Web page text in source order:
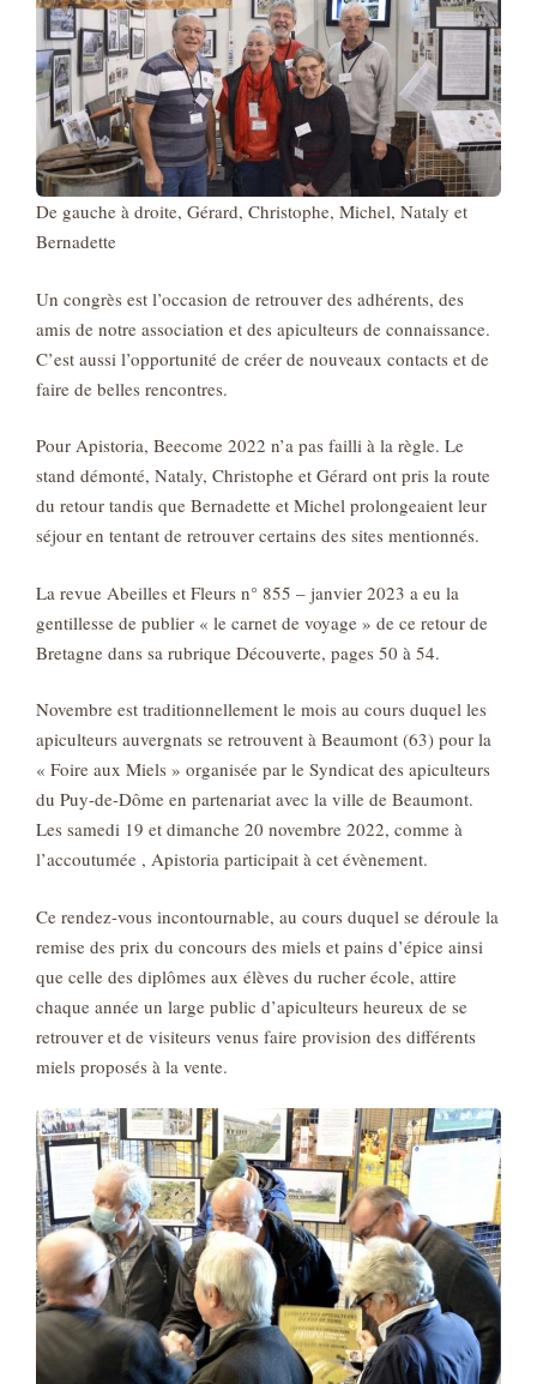
De gauche à droite, Gérard, Christophe, Michel, Nataly et
Bernadette
Un congrès est l’occasion de retrouver des adhérents, des
amis de notre association et des apiculteurs de connaissance.
C’est aussi l’opportunité de créer de nouveaux contacts et de
faire de belles rencontres.
Pour Apistoria, Beecome 2022 n’a pas failli à la règle. Le
stand démonté, Nataly, Christophe et Gérard ont pris la route
du retour tandis que Bernadette et Michel prolongeaient leur
séjour en tentant de retrouver certains des sites mentionnés.
La revue Abeilles et Fleurs n° 855 – janvier 2023 a eu la
gentillesse de publier « le carnet de voyage » de ce retour de
Bretagne dans sa rubrique Découverte, pages 50 à 54.
Novembre est traditionnellement le mois au cours duquel les
apiculteurs auvergnats se retrouvent à Beaumont (63) pour la
« Foire aux Miels » organisée par le Syndicat des apiculteurs
du Puy-de-Dôme en partenariat avec la ville de Beaumont.
Les samedi 19 et dimanche 20 novembre 2022, comme à
l’accoutumée , Apistoria participait à cet évènement.
Ce rendez-vous incontournable, au cours duquel se déroule la
remise des prix du concours des miels et pains d’épice ainsi
que celle des diplômes aux élèves du rucher école, attire
chaque année un large public d’apiculteurs heureux de se
retrouver et de visiteurs venus faire provision des différents
miels proposés à la vente.